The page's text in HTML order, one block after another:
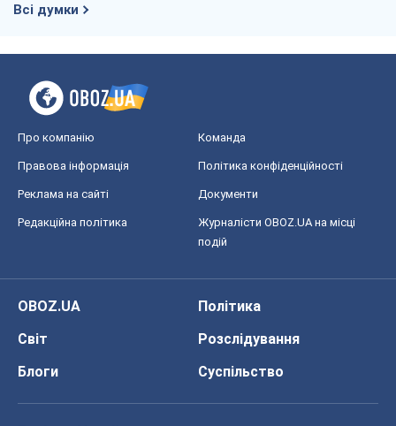
Всі думки
Про компанію Команда
Правова інформація Політика конфіденційності
Реклама на сайті Документи
Редакційна політика
Журналісти OBOZ.UA на місці
подій
OBOZ.UA
Політика
Світ
Розслідування
Блоги
Суспільство